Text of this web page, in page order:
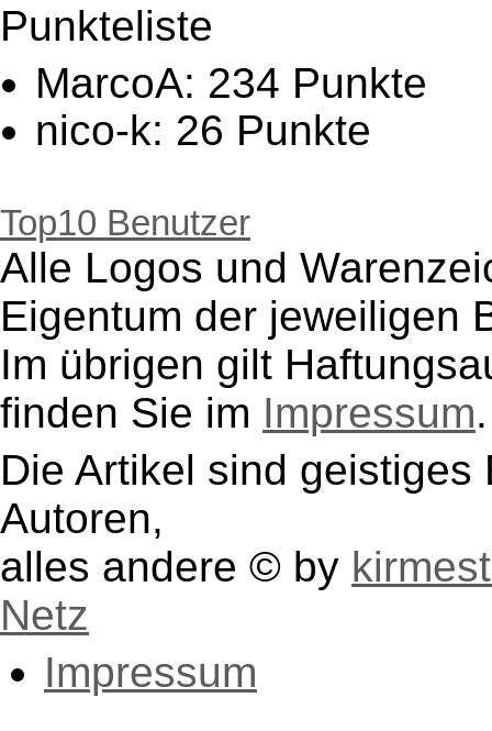
Punkteliste
MarcoA: 234 Punkte
nico-k: 26 Punkte
woelfershausen: 18
EnricoM: 17 Punkte
Heyy: 14 Punkte
klaus: 13 Punkte
Wolfgang_Herr: 9
nadjamaus: 8 Punkte
Top10 Benutzer
Alle Logos und
Eigentum der jeweiligen
Im übrigen gilt
finden Sie im Impressum.
Die Artikel sind
Autoren,
alles andere © by
Netz
Impressum